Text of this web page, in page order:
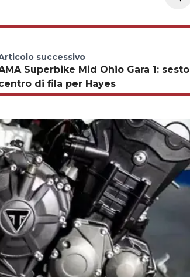
successivo
Superbike Mid Ohio Gara 1: sesto
di fila per Hayes